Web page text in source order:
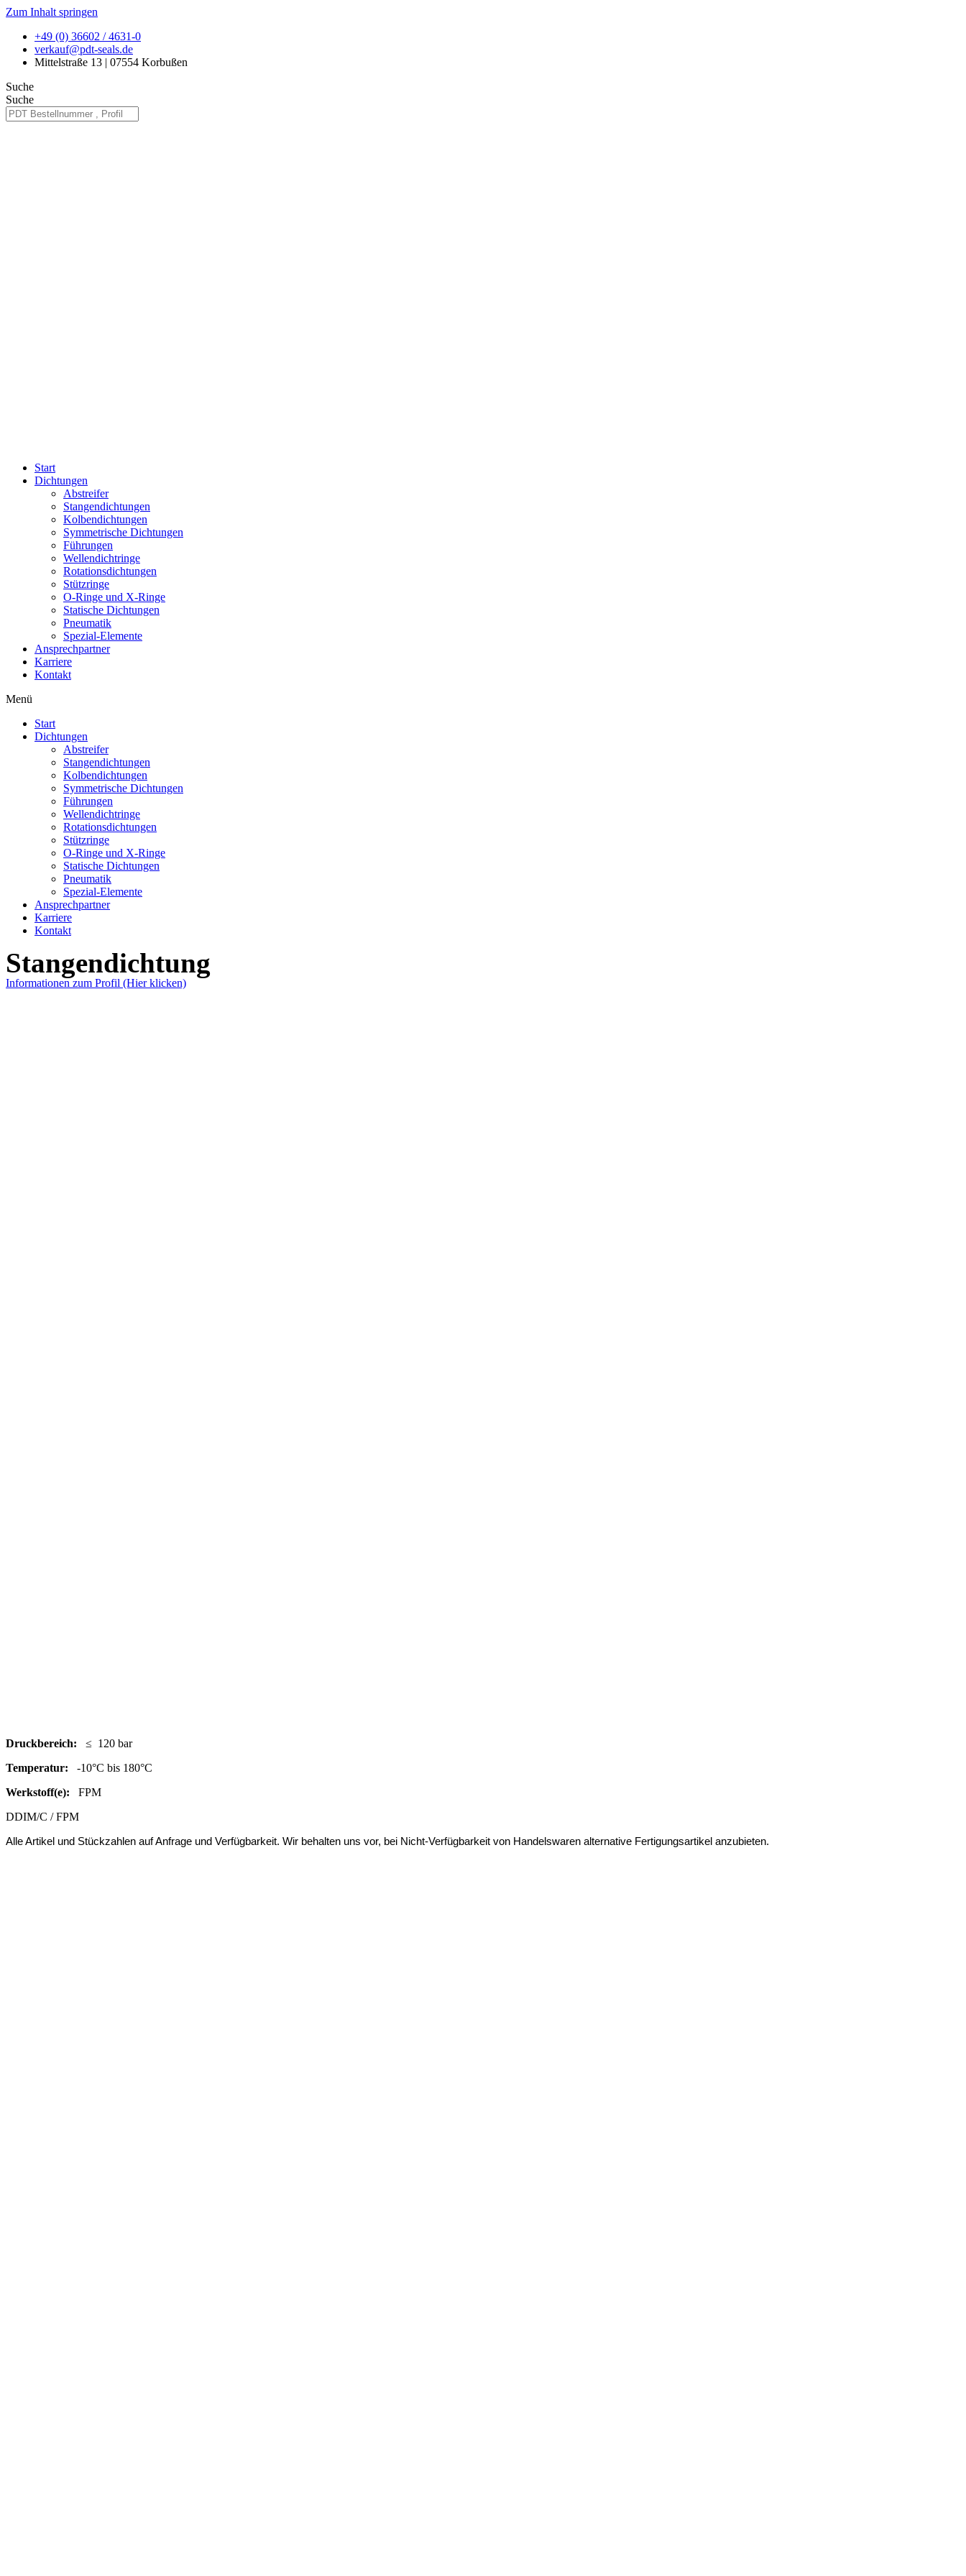
Zum Inhalt springen
+49 (0) 36602 / 4631-0
verkauf@pdt-seals.de
Mittelstraße 13 | 07554 Korbußen
Suche
Suche
Start
Dichtungen
Abstreifer
Stangendichtungen
Kolbendichtungen
Symmetrische Dichtungen
Führungen
Wellendichtringe
Rotationsdichtungen
Stützringe
O-Ringe und X-Ringe
Statische Dichtungen
Pneumatik
Spezial-Elemente
Ansprechpartner
Karriere
Kontakt
Menü
Start
Dichtungen
Abstreifer
Stangendichtungen
Kolbendichtungen
Symmetrische Dichtungen
Führungen
Wellendichtringe
Rotationsdichtungen
Stützringe
O-Ringe und X-Ringe
Statische Dichtungen
Pneumatik
Spezial-Elemente
Ansprechpartner
Karriere
Kontakt
Stangendichtung
Informationen zum Profil (Hier klicken)
Druckbereich: ≤ 120 bar
Temperatur: -10°C bis 180°C
Werkstoff(e): FPM
DDIM/C / FPM
Alle Artikel und Stückzahlen auf Anfrage und Verfügbarkeit. Wir behalten uns vor, bei Nicht-Verfügbarkeit von Handelswaren alternative Fertigungsartikel anzubieten.